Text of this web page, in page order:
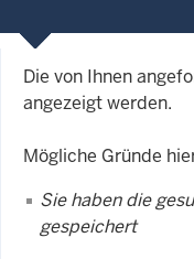
Die von Ihnen
angezeigt werden.
Mögliche Gründe
Sie haben die
gespeichert